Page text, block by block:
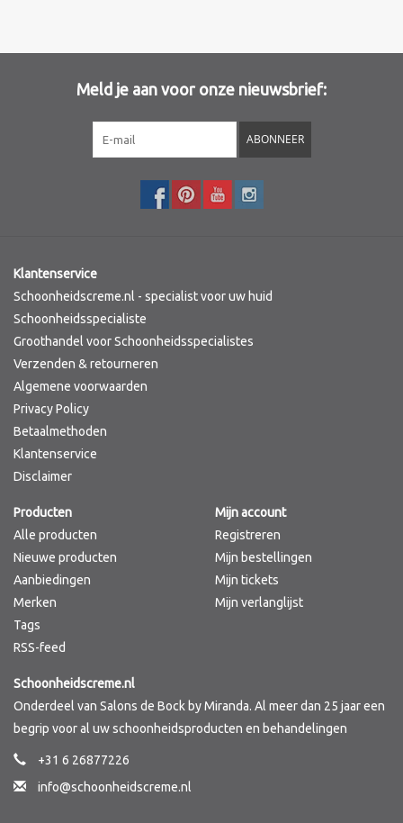
Meld je aan voor onze nieuwsbrief:
ABONNEER
Klantenservice
Schoonheidscreme.nl - specialist voor uw huid
Schoonheidsspecialiste
Groothandel voor Schoonheidsspecialistes
Verzenden & retourneren
Algemene voorwaarden
Privacy Policy
Betaalmethoden
Klantenservice
Disclaimer
Producten
Alle producten
Nieuwe producten
Aanbiedingen
Merken
Tags
RSS-feed
Mijn account
Registreren
Mijn bestellingen
Mijn tickets
Mijn verlanglijst
Schoonheidscreme.nl
Onderdeel van Salons de Bock by Miranda. Al meer dan 25 jaar een
begrip voor al uw schoonheidsproducten en behandelingen
+31 6 26877226
info@schoonheidscreme.nl